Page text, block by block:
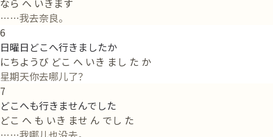
なら へ いきます
……我去奈良。
6
日曜日どこへ行きましたか
にちようび どこ へ いき まし た か
星期天你去哪儿了？
7
どこへも行きませんでした
どこ へ も いき ませ ん でし た